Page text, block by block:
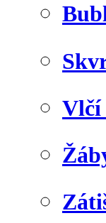
Vlčí